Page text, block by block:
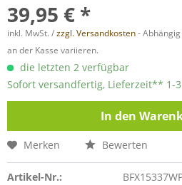
39,95 € *
inkl. MwSt. /zzgl. Versandkosten-
an der Kasse variieren.
die letzten 2 verfügbar
Sofort versandfertig, Lieferzeit** 1-
In den
Merken Bewerten
Artikel-Nr.: